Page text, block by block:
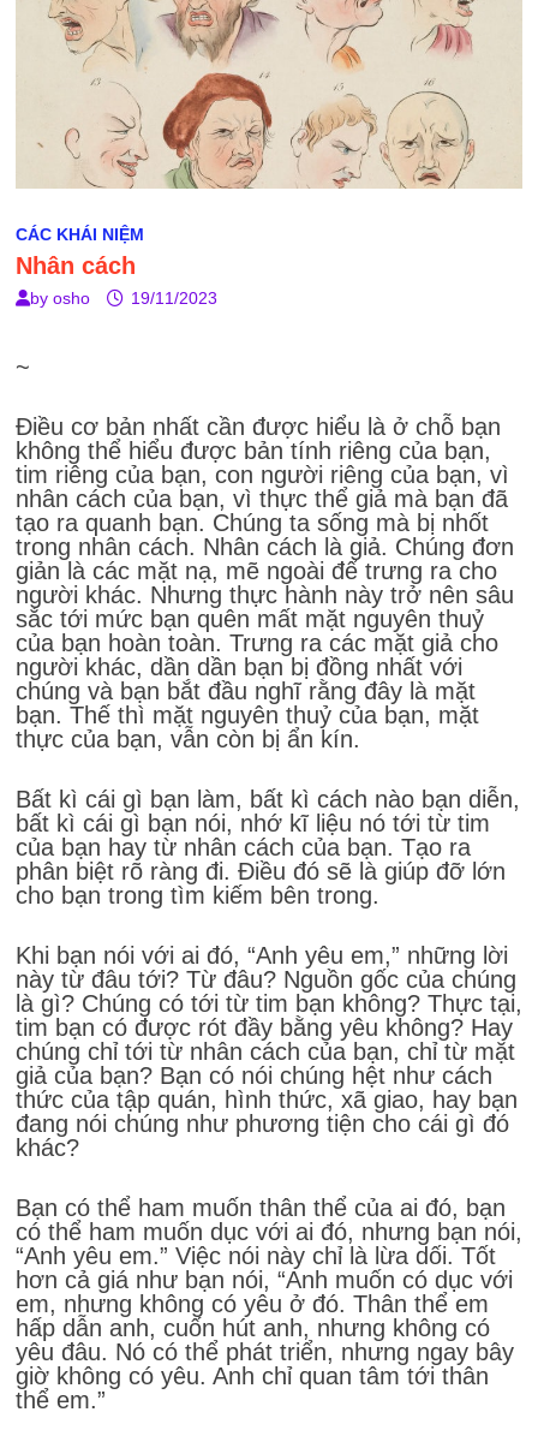
CÁC KHÁI NIỆM
Nhân cách
by osho 19/11/2023
~
Điều cơ bản nhất cần được hiểu là ở chỗ bạn
không thể hiểu được bản tính riêng của bạn,
tim riêng của bạn, con người riêng của bạn, vì
nhân cách của bạn, vì thực thể giả mà bạn đã
tạo ra quanh bạn. Chúng ta sống mà bị nhốt
trong nhân cách. Nhân cách là giả. Chúng đơn
giản là các mặt nạ, mẽ ngoài để trưng ra cho
người khác. Nhưng thực hành này trở nên sâu
sắc tới mức bạn quên mất mặt nguyên thuỷ
của bạn hoàn toàn. Trưng ra các mặt giả cho
người khác, dần dần bạn bị đồng nhất với
chúng và bạn bắt đầu nghĩ rằng đây là mặt
bạn. Thế thì mặt nguyên thuỷ của bạn, mặt
thực của bạn, vẫn còn bị ẩn kín.
Bất kì cái gì bạn làm, bất kì cách nào bạn diễn,
bất kì cái gì bạn nói, nhớ kĩ liệu nó tới từ tim
của bạn hay từ nhân cách của bạn. Tạo ra
phân biệt rõ ràng đi. Điều đó sẽ là giúp đỡ lớn
cho bạn trong tìm kiếm bên trong.
Khi bạn nói với ai đó, “Anh yêu em,” những lời
này từ đâu tới? Từ đâu? Nguồn gốc của chúng
là gì? Chúng có tới từ tim bạn không? Thực tại,
tim bạn có được rót đầy bằng yêu không? Hay
chúng chỉ tới từ nhân cách của bạn, chỉ từ mặt
giả của bạn? Bạn có nói chúng hệt như cách
thức của tập quán, hình thức, xã giao, hay bạn
đang nói chúng như phương tiện cho cái gì đó
khác?
Bạn có thể ham muốn thân thể của ai đó, bạn
có thể ham muốn dục với ai đó, nhưng bạn nói,
“Anh yêu em.” Việc nói này chỉ là lừa dối. Tốt
hơn cả giá như bạn nói, “Anh muốn có dục với
em, nhưng không có yêu ở đó. Thân thể em
hấp dẫn anh, cuốn hút anh, nhưng không có
yêu đâu. Nó có thể phát triển, nhưng ngay bây
giờ không có yêu. Anh chỉ quan tâm tới thân
thể em.”